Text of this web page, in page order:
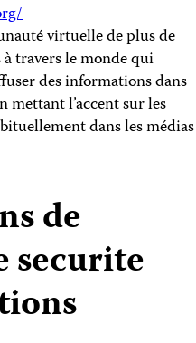
virtuelle de plus de
travers le monde qui
des informations dans
mettant l’accent sur les
dans les médias
de
securite